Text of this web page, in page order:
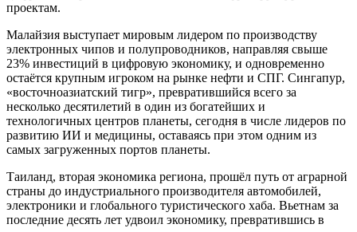
проектам.
Малайзия выступает мировым лидером по производству
электронных чипов и полупроводников, направляя свыше
23% инвестиций в цифровую экономику, и одновременно
остаётся крупным игроком на рынке нефти и СПГ. Сингапур,
«восточноазиатский тигр», превратившийся всего за
несколько десятилетий в один из богатейших и
технологичных центров планеты, сегодня в числе лидеров по
развитию ИИ и медицины, оставаясь при этом одним из
самых загруженных портов планеты.
Таиланд, вторая экономика региона, прошёл путь от аграрной
страны до индустриального производителя автомобилей,
электроники и глобального туристического хаба. Вьетнам за
последние десять лет удвоил экономику, превратившись в